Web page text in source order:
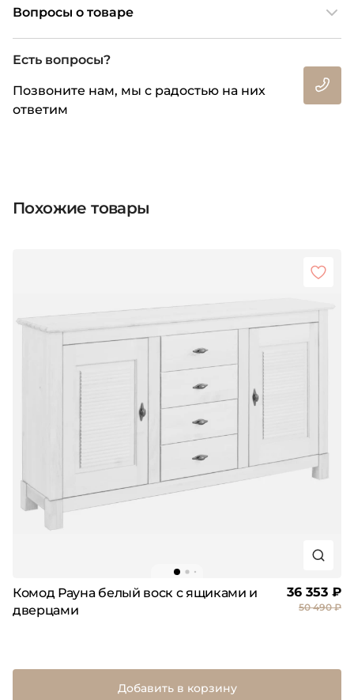
Вопросы о товаре
Есть вопросы?
Позвоните нам, мы с радостью на них
ответим
Похожие товары
Комод Рауна белый воск с ящиками и
дверцами
36 353 ₽
50 490 ₽
Добавить в корзину